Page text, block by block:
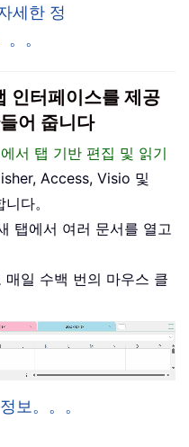
세한 정
。
인터페이스를 제공
어 줍니다
서 탭 기반 편집 및 읽기
Access, Visio 및
다。
탭에서 여러 문서를 열고
일 수백 번의 마우스 클
보。。。